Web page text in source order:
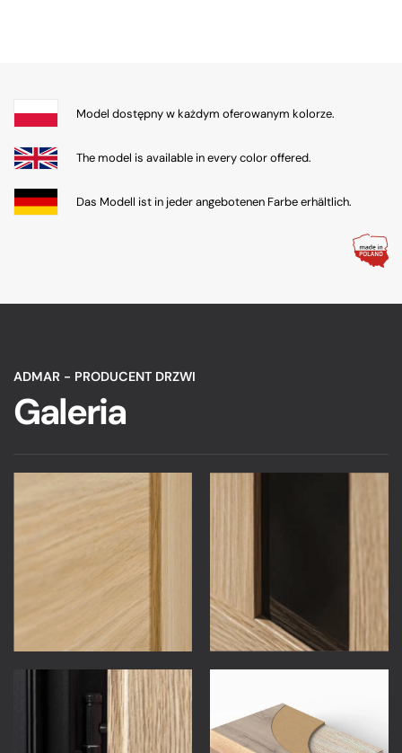
Model dostępny w każdym oferowanym kolorze.
The model is available in every color offered.
Das Modell ist in jeder angebotenen Farbe erhältlich.
ADMAR - PRODUCENT DRZWI
Galeria